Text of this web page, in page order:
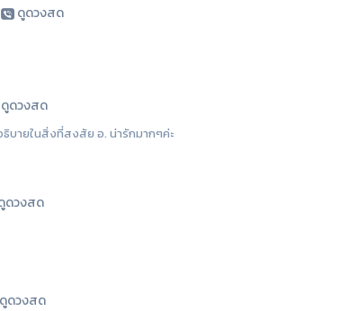
ดูดวงสด
ดูดวงสด
บายในสิ่งที่สงสัย อ. น่ารักมากๆค่ะ
ดวงสด
ดูดวงสด